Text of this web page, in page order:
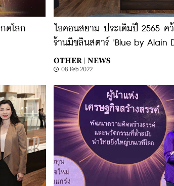
ดโลก
ไอคอนสยาม ประเดิมปี 2565 ค
ร้านมิชลินสตาร์ "Blue by Alain
OTHER | NEWS
08 Feb 2022